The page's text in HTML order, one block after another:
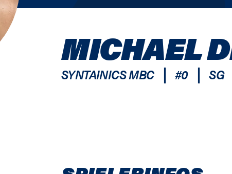
MICHAEL
SYNTAINICS MBC | #0 | SG